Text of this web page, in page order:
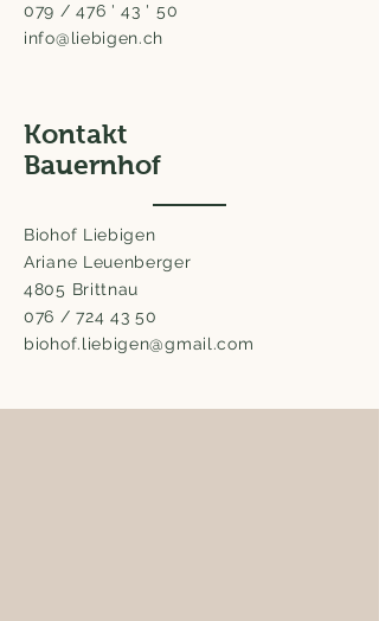
079 / 476 ' 43 ' 50
info@liebigen.ch
Kontakt
Bauernhof
Biohof Liebigen
Ariane Leuenberger
4805 Brittnau
076 /724 43 50
biohof.liebigen@gmail.com